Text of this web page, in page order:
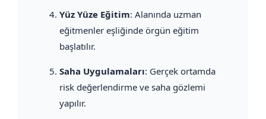
Yüz Yüze Eğitim: Alanında uzman
eğitmenler eşliğinde örgün eğitim
başlatılır.
Saha Uygulamaları: Gerçek ortamda
risk değerlendirme ve saha gözlemi
yapılır.